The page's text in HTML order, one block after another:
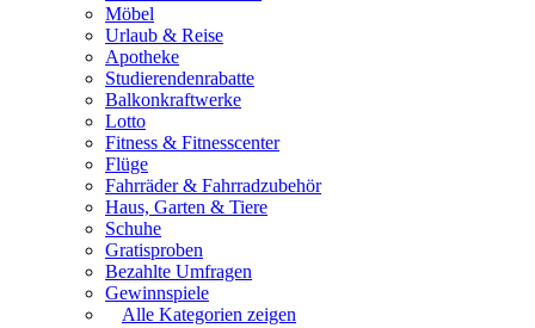
Möbel
Urlaub & Reise
Apotheke
Studierendenrabatte
Balkonkraftwerke
Lotto
Fitness & Fitnesscenter
Flüge
Fahrräder & Fahrradzubehör
Haus, Garten & Tiere
Schuhe
Gratisproben
Bezahlte Umfragen
Gewinnspiele
Alle Kategorien zeigen